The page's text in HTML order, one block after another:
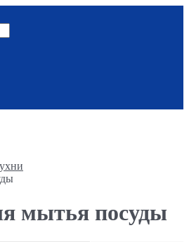
мытья посуды